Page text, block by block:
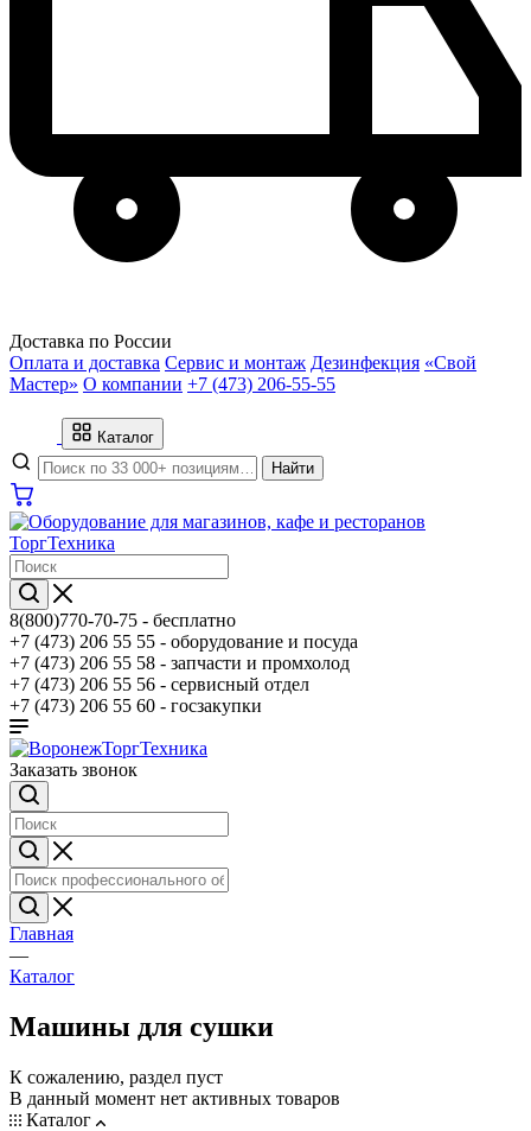
Доставка по России
Оплата и доставка Сервис и монтаж Дезинфекция «Свой
Мастер» О компании +7 (473) 206-55-55
Каталог
Найти
8(800)770-70-75 - бесплатно
+7 (473) 206 55 55 - оборудование и посуда
+7 (473) 206 55 58 - запчасти и промхолод
+7 (473) 206 55 56 - сервисный отдел
+7 (473) 206 55 60 - госзакупки
Заказать звонок
Главная
—
Каталог
Машины для сушки
К сожалению, раздел пуст
В данный момент нет активных товаров
Каталог